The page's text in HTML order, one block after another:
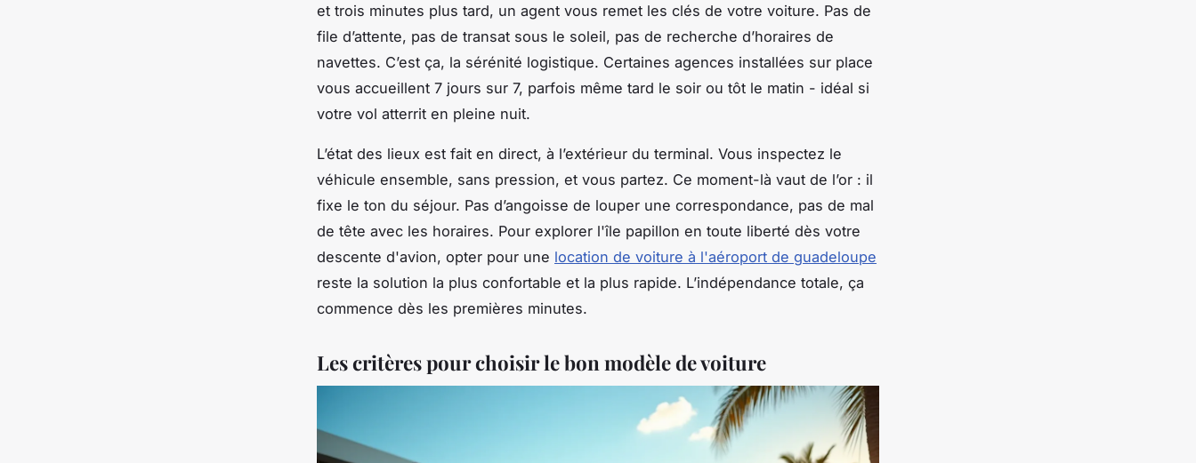
et trois minutes plus tard, un agent vous remet les clés de votre voiture. Pas de
file d’attente, pas de transat sous le soleil, pas de recherche d’horaires de
navettes. C’est ça, la sérénité logistique. Certaines agences installées sur place
vous accueillent 7 jours sur 7, parfois même tard le soir ou tôt le matin - idéal si
votre vol atterrit en pleine nuit.
L’état des lieux est fait en direct, à l’extérieur du terminal. Vous inspectez le
véhicule ensemble, sans pression, et vous partez. Ce moment-là vaut de l’or : il
fixe le ton du séjour. Pas d’angoisse de louper une correspondance, pas de mal
de tête avec les horaires. Pour explorer l'île papillon en toute liberté dès votre
descente d'avion, opter pour une location de voiture à l'aéroport de guadeloupe
reste la solution la plus confortable et la plus rapide. L’indépendance totale, ça
commence dès les premières minutes.
Les critères pour choisir le bon modèle de voiture